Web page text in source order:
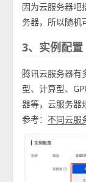
因为云服务器吧
务器，所以随机
3、实例配置
腾讯云服务器有
型、计算型、
器等，云服务器
参考：
不同云服